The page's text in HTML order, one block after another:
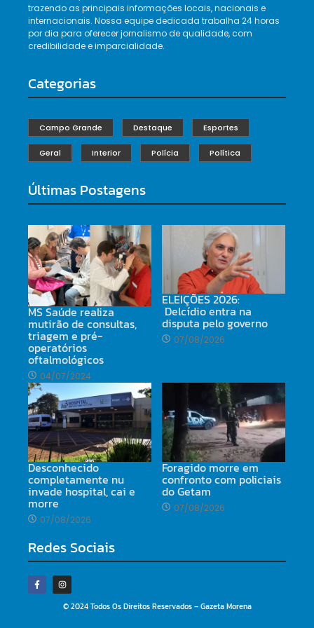
trazendo as principais informações locais, nacionais e
internacionais. Nossa equipe dedicada trabalha 24 horas
por dia para oferecer jornalismo de qualidade, com
credibilidade e imparcialidade.
Categorias
Campo Grande Destaque Esportes
Geral Interior Polícia Política
Últimas Postagens
MS Saúde realiza
mutirão de consultas,
triagem e pré-
operatórios
oftalmológicos
04/07/2024
ELEIÇÕES 2026:
Delcídio entra na
disputa pelo governo
07/08/2026
Desconhecido
completamente nu
invade hospital, cai e
morre
07/08/2026
Foragido morre em
confronto com policiais
do Getam
07/08/2026
Redes Sociais
© 2024 Todos Os Direitos Reservados – Gazeta Morena